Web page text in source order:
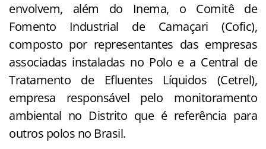
envolvem, além do Inema, o Comitê de
Fomento Industrial de Camaçari (Cofic),
composto por representantes das empresas
associadas instaladas no Polo e a Central de
Tratamento de Efluentes Líquidos (Cetrel),
empresa responsável pelo monitoramento
ambiental no Distrito que é referência para
outros polos no Brasil.